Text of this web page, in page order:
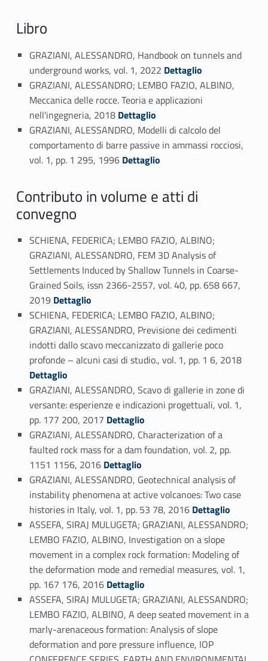
Libro
GRAZIANI, ALESSANDRO, Handbook on tunnels and
underground works, vol. 1, 2022 Link identifier #identifier_person_196666-15
Dettaglio
GRAZIANI, ALESSANDRO; LEMBO FAZIO, ALBINO,
Meccanica delle rocce. Teoria e applicazioni
nell'ingegneria, 2018 Link identifier #identifier_person_107451-16
Dettaglio
GRAZIANI, ALESSANDRO, Modelli di calcolo del
comportamento di barre passive in ammassi rocciosi,
vol. 1, pp. 1 295, 1996 Link identifier #identifier_person_100497-17
Dettaglio
Contributo in volume e atti di
convegno
SCHIENA, FEDERICA; LEMBO FAZIO, ALBINO;
GRAZIANI, ALESSANDRO, FEM 3D Analysis of
Settlements Induced by Shallow Tunnels in Coarse-
Grained Soils, issn 2366-2557, vol. 40, pp. 658 667,
2019 Link identifier #identifier_person_139212-18
Dettaglio
SCHIENA, FEDERICA; LEMBO FAZIO, ALBINO;
GRAZIANI, ALESSANDRO, Previsione dei cedimenti
indotti dallo scavo meccanizzato di gallerie poco
profonde – alcuni casi di studio., vol. 1, pp. 1 6, 2018Link identifier #identifier_person_118457-19
Dettaglio
GRAZIANI, ALESSANDRO, Scavo di gallerie in zone di
versante: esperienze e indicazioni progettuali, vol. 1,
pp. 177 200, 2017 Link identifier #identifier_person_2113-20
Dettaglio
GRAZIANI, ALESSANDRO, Characterization of a
faulted rock mass for a dam foundation, vol. 2, pp.
1151 1156, 2016 Link identifier #identifier_person_138835-21
Dettaglio
GRAZIANI, ALESSANDRO, Geotechnical analysis of
instability phenomena at active volcanoes: Two case
histories in Italy, vol. 1, pp. 53 78, 2016 Link identifier #identifier_person_65006-22
Dettaglio
ASSEFA, SIRAJ MULUGETA; GRAZIANI, ALESSANDRO;
LEMBO FAZIO, ALBINO, Investigation on a slope
movement in a complex rock formation: Modeling of
the deformation mode and remedial measures, vol. 1,
pp. 167 176, 2016 Link identifier #identifier_person_45724-23
Dettaglio
ASSEFA, SIRAJ MULUGETA; GRAZIANI, ALESSANDRO;
LEMBO FAZIO, ALBINO, A deep seated movement in a
marly-arenaceous formation: Analysis of slope
deformation and pore pressure influence, IOP